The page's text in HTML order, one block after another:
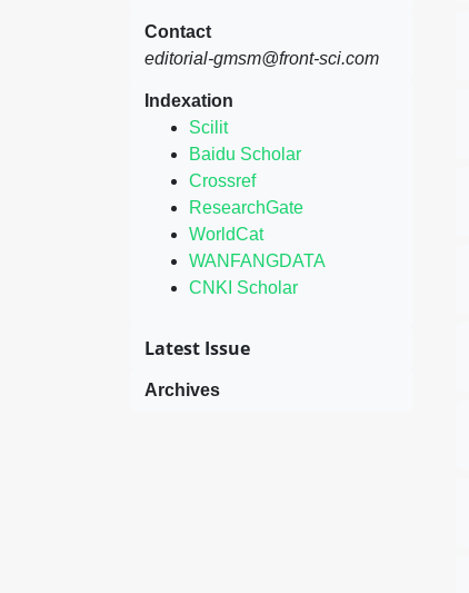
Contact
editorial-gmsm@front-sci.com
Indexation
Scilit
Baidu Scholar
Crossref
ResearchGate
WorldCat
WANFANGDATA
CNKI Scholar
Latest Issue
Archives